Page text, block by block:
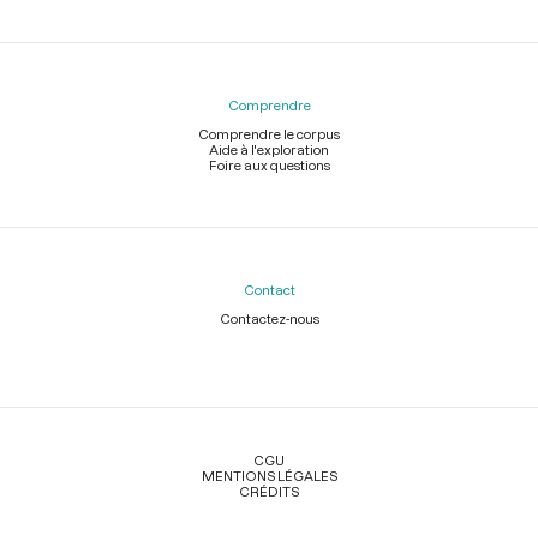
Comprendre
Comprendre le corpus
Aide à l'exploration
Foire aux questions
Contact
Contactez-nous
Légal
CGU
MENTIONS LÉGALES
CRÉDITS